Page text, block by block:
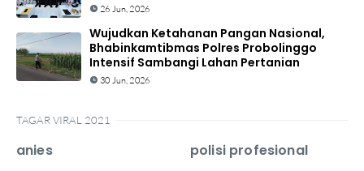
26 Jun, 2026
Wujudkan Ketahanan Pangan Nasional,
Bhabinkamtibmas Polres Probolinggo
Intensif Sambangi Lahan Pertanian
30 Jun, 2026
TAGAR VIRAL 2021
anies
polisi profesional